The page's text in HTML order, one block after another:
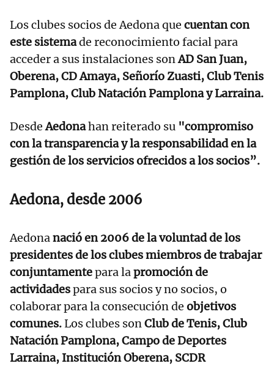
Los clubes socios de Aedona que cuentan con
este sistemade reconocimiento facial para
acceder a sus instalaciones sonAD San Juan,
Oberena, CD Amaya, Señorío Zuasti, Club Tenis
Pamplona, Club Natación Pamplona y Larraina.
DesdeAedonahan reiterado su "compromiso
con la transparencia y la responsabilidad en la
gestión de los servicios ofrecidos a los socios”.
Aedona, desde 2006
Aedonanació en 2006 de la voluntad de los
presidentes de los clubes miembros de trabajar
conjuntamentepara lapromoción de
actividadespara sus socios y no socios, o
colaborar para la consecución de objetivos
comunes.Los clubes sonClub de Tenis, Club
Natación Pamplona, Campo de Deportes
Larraina, Institución Oberena, SCDR